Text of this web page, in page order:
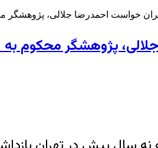
خواست احمدرضا جلالی، پژوهشگر
پژوهشگر محکوم به